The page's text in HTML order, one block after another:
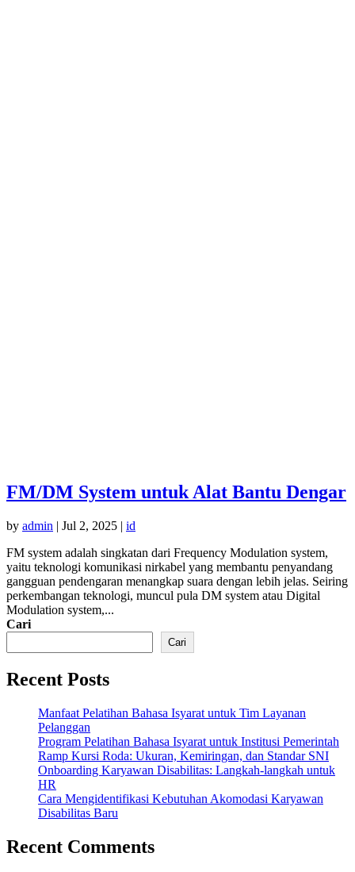
FM/DM System untuk Alat Bantu Dengar
by admin | Jul 2, 2025 | id
FM system adalah singkatan dari Frequency Modulation system,
yaitu teknologi komunikasi nirkabel yang membantu penyandang
gangguan pendengaran menangkap suara dengan lebih jelas. Seiring
perkembangan teknologi, muncul pula DM system atau Digital
Modulation system,...
Cari
Cari
Recent Posts
Manfaat Pelatihan Bahasa Isyarat untuk Tim Layanan
Pelanggan
Program Pelatihan Bahasa Isyarat untuk Institusi Pemerintah
Ramp Kursi Roda: Ukuran, Kemiringan, dan Standar SNI
Onboarding Karyawan Disabilitas: Langkah-langkah untuk
HR
Cara Mengidentifikasi Kebutuhan Akomodasi Karyawan
Disabilitas Baru
Recent Comments